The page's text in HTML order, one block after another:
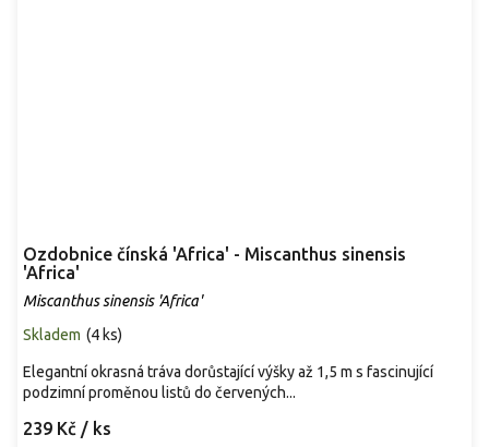
Ozdobnice čínská 'Africa' - Miscanthus sinensis
'Africa'
Miscanthus sinensis 'Africa'
Skladem (4 ks)
239 Kč / ks
Elegantní okrasná tráva dorůstající výšky až 1,5 m s fascinující
podzimní proměnou listů do červených...